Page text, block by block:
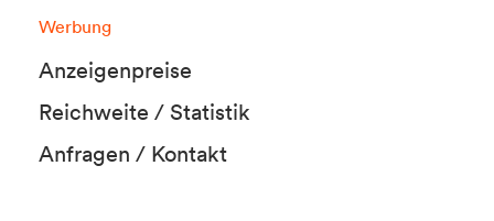
Werbung
Anzeigenpreise
Reichweite / Statistik
Anfragen / Kontakt